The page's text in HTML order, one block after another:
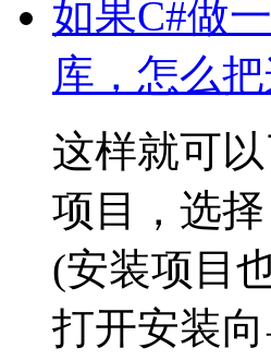
如果C#做
库，怎么
这样就可
项目，选
(安装项目
打开安装